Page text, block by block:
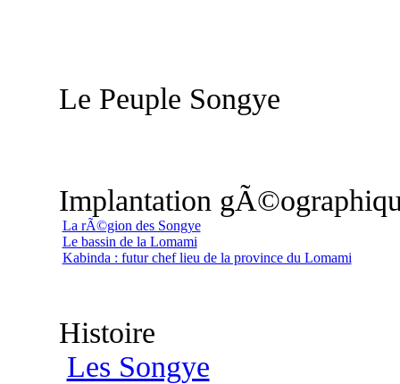
Le Peuple Songye
Implantation
La rÃ©gion des Songye
Le bassin de la Lomami
Kabinda : futur chef lieu de la province du Lomami
Histoire
Les Songye